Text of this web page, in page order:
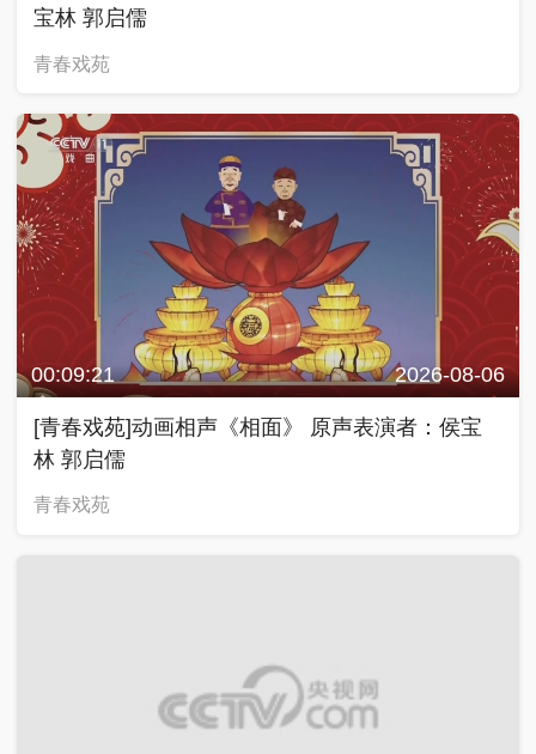
宝林 郭启儒
青春戏苑
00:09:21 2026-08-06
[青春戏苑]动画相声《相面》 原声表演者：侯宝
林 郭启儒
青春戏苑